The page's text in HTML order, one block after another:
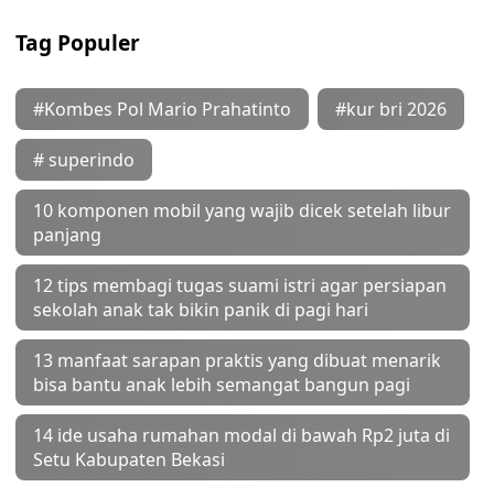
Tag Populer
#Kombes Pol Mario Prahatinto #kur bri 2026
# superindo
10 komponen mobil yang wajib dicek setelah libur
panjang
12 tips membagi tugas suami istri agar persiapan
sekolah anak tak bikin panik di pagi hari
13 manfaat sarapan praktis yang dibuat menarik
bisa bantu anak lebih semangat bangun pagi
14 ide usaha rumahan modal di bawah Rp2 juta di
Setu Kabupaten Bekasi